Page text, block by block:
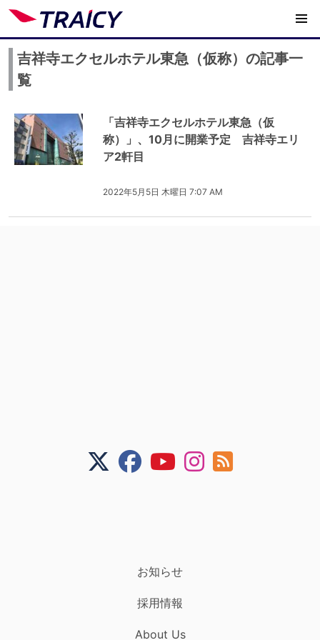
吉祥寺エクセルホテル東急（仮称）の記事一
覧
「吉祥寺エクセルホテル東急（仮
称）」、10月に開業予定 吉祥寺エリ
ア2軒目
2022年5月5日 木曜日 7:07 AM
お知らせ
採用情報
About Us